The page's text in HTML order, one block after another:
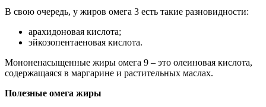
В свою очередь, у жиров омега 3 есть такие разновидности:
арахидоновая кислота;
эйкозопентаеновая кислота.
Мононенасыщенные жиры омега 9 – это олеиновая кислота,
содержащаяся в маргарине и растительных маслах.
Полезные омега жиры